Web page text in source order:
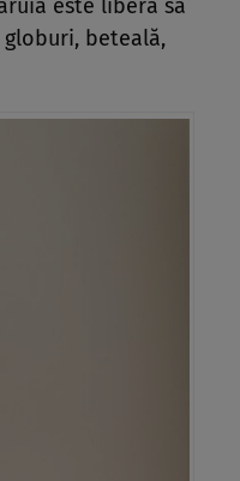
este liberă să
beteală,